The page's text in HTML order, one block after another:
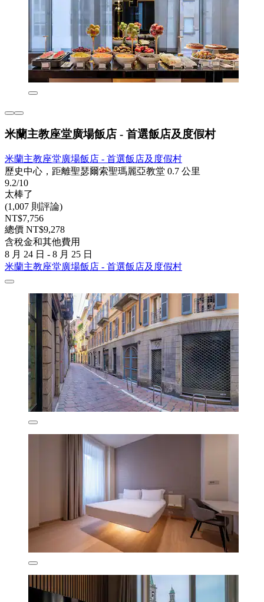
米蘭主教座堂廣場飯店 - 首選飯店及度假村
米蘭主教座堂廣場飯店 - 首選飯店及度假村
歷史中心，距離聖瑟爾索聖瑪麗亞教堂 0.7 公里
9.2/10
太棒了
(1,007 則評論)
NT$7,756
總價 NT$9,278
含稅金和其他費用
8 月 24 日 - 8 月 25 日
米蘭主教座堂廣場飯店 - 首選飯店及度假村